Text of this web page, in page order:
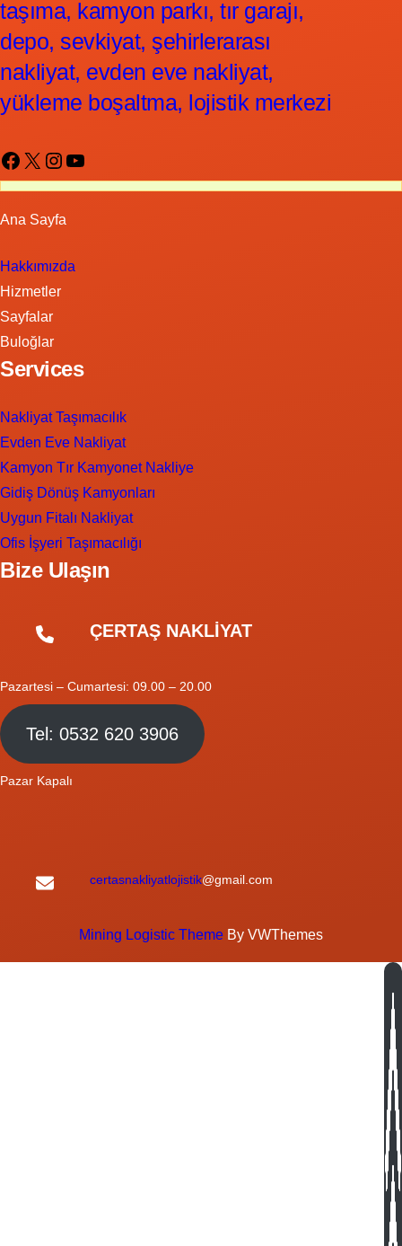
taşıma, kamyon parkı, tır garajı,
depo, sevkiyat, şehirlerarası
nakliyat, evden eve nakliyat,
yükleme boşaltma, lojistik merkezi
Facebook X Instagram YouTube
Ana Sayfa
Hakkımızda
Hizmetler
Sayfalar
Buloğlar
Services
Nakliyat Taşımacılık
Evden Eve Nakliyat
Kamyon Tır Kamyonet Nakliye
Gidiş Dönüş Kamyonları
Uygun Fitalı Nakliyat
Ofis İşyeri Taşımacılığı
Bize Ulaşın
ÇERTAŞ NAKLİYAT
Pazartesi – Cumartesi: 09.00 – 20.00
Tel: 0532 620 3906
Pazar Kapalı
certasnakliyatlojistik@gmail.com
Mining Logistic Theme By VWThemes